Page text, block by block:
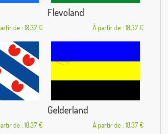
de : 18,37 €
Flevoland
À partir de : 18,37 €
de : 18,37 €
Gelderland
À partir de : 18,37 €